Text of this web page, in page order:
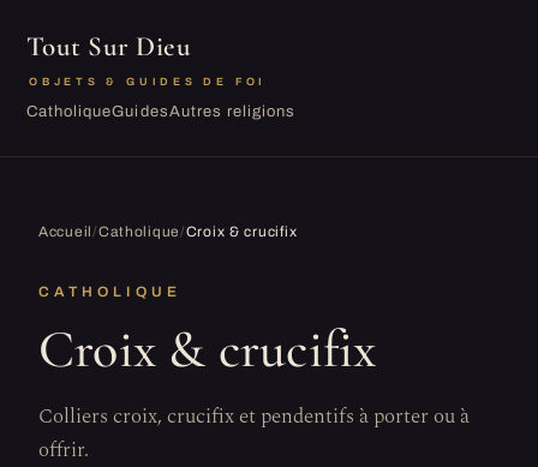
Tout Sur Dieu
OBJETS & GUIDES DE FOI
CatholiqueGuidesAutres religions
Accueil/Catholique/Croix & crucifix
CATHOLIQUE
Croix & crucifix
Colliers croix, crucifix et pendentifs à porter ou à
offrir.